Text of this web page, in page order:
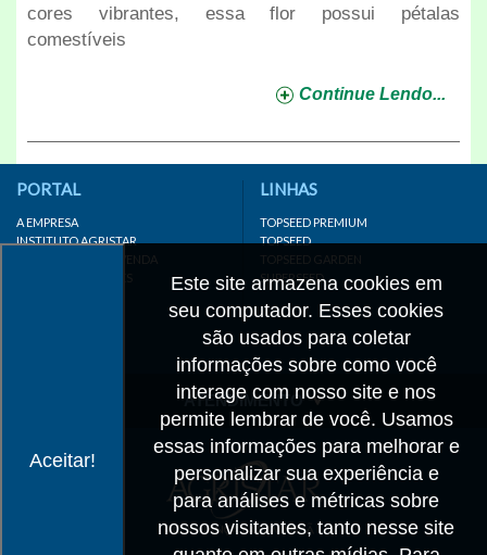
cores vibrantes, essa flor possui pétalas
comestíveis
Continue Lendo...
Aceitar!
Este site armazena cookies em
seu computador. Esses cookies
são usados para coletar
informações sobre como você
interage com nosso site e nos
permite lembrar de você. Usamos
essas informações para melhorar e
personalizar sua experiência e
para análises e métricas sobre
nossos visitantes, tanto nesse site
PORTAL
A EMPRESA
INSTITUTO AGRISTAR
DISTRIBUIDOR/REVENDA
LINKS IMPORTANTES
LINHAS
TOPSEED PREMIUM
TOPSEED
TOPSEED GARDEN
SUPERSEED
ATENDIMENTO
CADASTRO
TRABALHE CONOSCO